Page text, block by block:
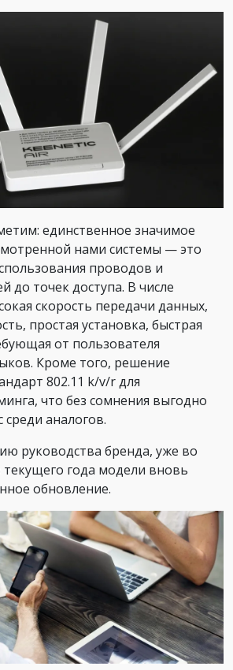
единственное значимое
нами системы — это
проводов и
до точек доступа. В числе
скорость передачи данных,
простая установка, быстрая
от пользователя
Кроме того, решение
802.11 k/v/r для
что без сомнения выгодно
среди аналогов.
руководства бренда, уже во
года модели вновь
обновление.